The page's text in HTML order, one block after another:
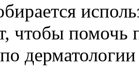
чтобы помочь